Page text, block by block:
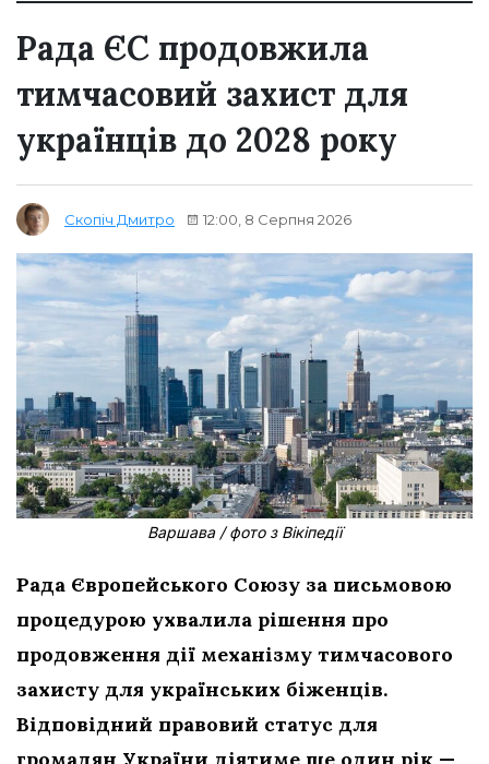
Рада ЄС продовжила
тимчасовий захист для
українців до 2028 року
Скопіч Дмитро 12:00, 8 Серпня 2026
Варшава / фото з Вікіпедії
Рада Європейського Союзу за письмовою
процедурою ухвалила рішення про
продовження дії механізму тимчасового
захисту для українських біженців.
Відповідний правовий статус для
громадян України діятиме ще один рік —